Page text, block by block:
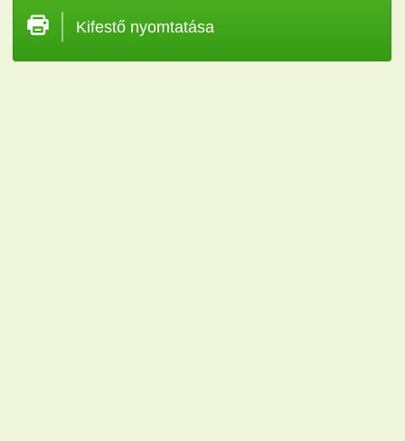
Kifestő nyomtatása